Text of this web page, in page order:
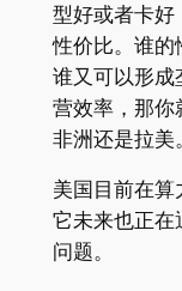
型好或者卡好
性价比。谁的
谁又可以形成
营效率，那你
非洲还是拉美。
美国目前在算
它未来也正在
问题。